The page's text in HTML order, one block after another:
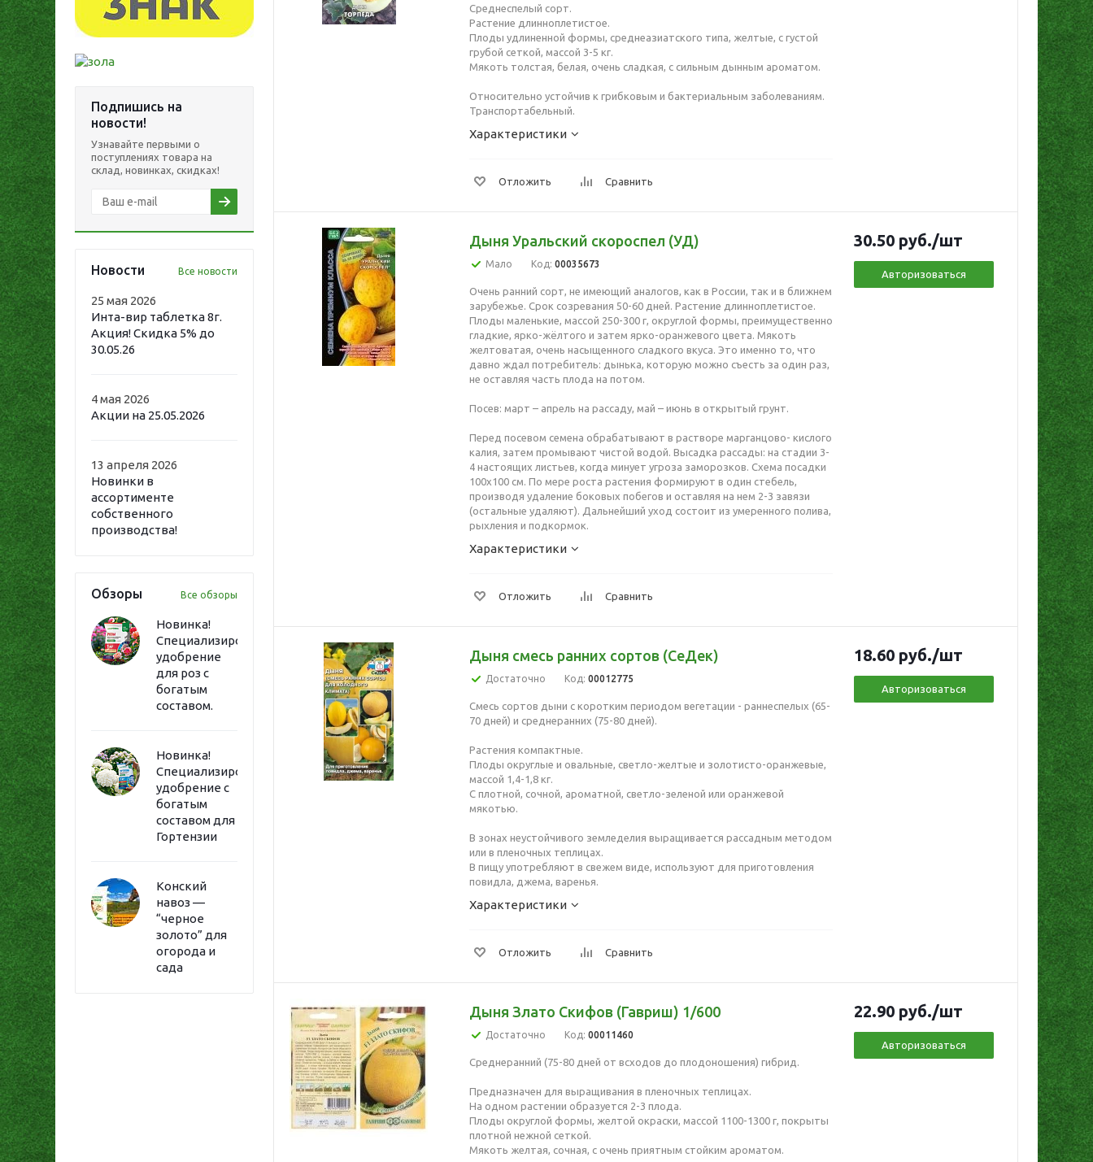
Подпишись на
новости!
Узнавайте первыми о
поступлениях товара на
склад, новинках, скидках!
Новости Все новости
25 мая 2026
Инта-вир таблетка 8г.
Акция! Скидка 5% до
30.05.26
4 мая 2026
Акции на 25.05.2026
13 апреля 2026
Новинки в
ассортименте
собственного
производства!
Обзоры Все обзоры
Новинка!
Специализированное
удобрение
для роз с
богатым
составом.
Новинка!
Специализированное
удобрение с
богатым
составом для
Гортензии
Конский
навоз —
“черное
золото” для
огорода и
сада
Среднеспелый сорт.
Растение длинноплетистое.
Плоды удлиненной формы, среднеазиатского типа, желтые, с густой
грубой сеткой, массой 3-5 кг.
Мякоть толстая, белая, очень сладкая, с сильным дынным ароматом.
Относительно устойчив к грибковым и бактериальным заболеваниям.
Транспортабельный.
Характеристики
Отложить Сравнить
Дыня Уральский скороспел (УД)
Мало Код: 00035673
Очень ранний сорт, не имеющий аналогов, как в России, так и в ближнем
зарубежье. Срок созревания 50-60 дней. Растение длинноплетистое.
Плоды маленькие, массой 250-300 г, округлой формы, преимущественно
гладкие, ярко-жёлтого и затем ярко-оранжевого цвета. Мякоть
желтоватая, очень насыщенного сладкого вкуса. Это именно то, что
давно ждал потребитель: дынька, которую можно съесть за один раз,
не оставляя часть плода на потом.
Посев: март – апрель на рассаду, май – июнь в открытый грунт.
Перед посевом семена обрабатывают в растворе марганцово- кислого
калия, затем промывают чистой водой. Высадка рассады: на стадии 3-
4 настоящих листьев, когда минует угроза заморозков. Схема посадки
100х100 см. По мере роста растения формируют в один стебель,
производя удаление боковых побегов и оставляя на нем 2-3 завязи
(остальные удаляют). Дальнейший уход состоит из умеренного полива,
рыхления и подкормок.
Характеристики
Отложить Сравнить
30.50 руб./шт
Авторизоваться
Дыня смесь ранних сортов (СеДек)
Достаточно Код: 00012775
Смесь сортов дыни с коротким периодом вегетации - раннеспелых (65-
70 дней) и среднеранних (75-80 дней).
Растения компактные.
Плоды округлые и овальные, светло-желтые и золотисто-оранжевые,
массой 1,4-1,8 кг.
С плотной, сочной, ароматной, светло-зеленой или оранжевой
мякотью.
В зонах неустойчивого земледелия выращивается рассадным методом
или в пленочных теплицах.
В пищу употребляют в свежем виде, используют для приготовления
повидла, джема, варенья.
Характеристики
Отложить Сравнить
18.60 руб./шт
Авторизоваться
Дыня Злато Скифов (Гавриш) 1/600
Достаточно Код: 00011460
Среднеранний (75-80 дней от всходов до плодоношения) гибрид.
Предназначен для выращивания в пленочных теплицах.
На одном растении образуется 2-3 плода.
Плоды округлой формы, желтой окраски, массой 1100-1300 г, покрыты
плотной нежной сеткой.
Мякоть желтая, сочная, с очень приятным стойким ароматом.
22.90 руб./шт
Авторизоваться